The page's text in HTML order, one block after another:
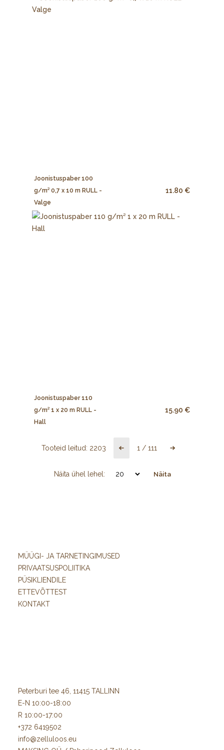
Joonistuspaber 100
g/m² 0,7 x 10 m RULL -
Valge
11.80 €
Joonistuspaber 110
g/m² 1 x 20 m RULL -
Hall
15.90 €
Tooteid leitud: 2203 1 / 111
Näita ühel lehel: Näita
MÜÜGI- JA TARNETINGIMUSED
PRIVAATSUSPOLIITIKA
PÜSIKLIENDILE
ETTEVÕTTEST
KONTAKT
Peterburi tee 46, 11415 TALLINN
E-N 10:00-18:00
R 10:00-17:00
+372 6419502
info@zelluloos.eu